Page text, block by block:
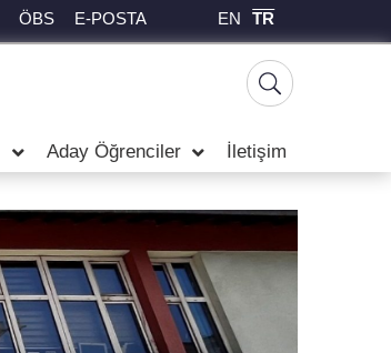
ÖBS E-POSTA EN TR
Aday Öğrenciler İletişim